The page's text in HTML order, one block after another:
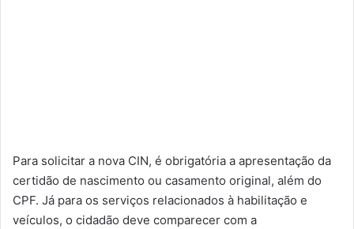
Para solicitar a nova CIN, é obrigatória a apresentação da
certidão de nascimento ou casamento original, além do
CPF. Já para os serviços relacionados à habilitação e
veículos, o cidadão deve comparecer com a